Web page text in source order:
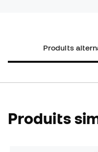
Produits
Produits